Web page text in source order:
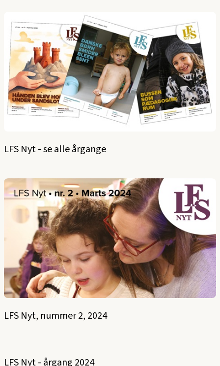
LFS Nyt - se alle årgange
LFS Nyt, nummer 2, 2024
LFS Nyt - årgang 2024